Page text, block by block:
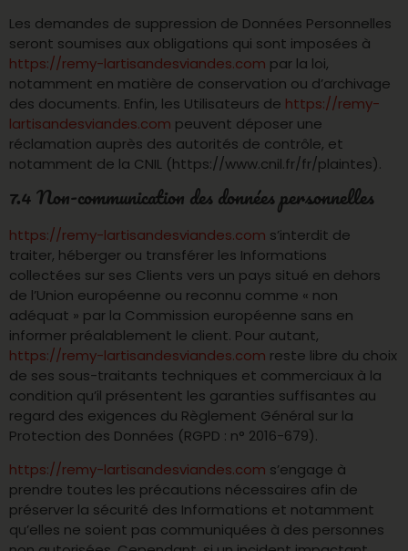
Les demandes de suppression de Données Personnelles
seront soumises aux obligations qui sont imposées à
https://remy-lartisandesviandes.com par la loi,
notamment en matière de conservation ou d’archivage
des documents. Enfin, les Utilisateurs de https://remy-
lartisandesviandes.com peuvent déposer une
réclamation auprès des autorités de contrôle, et
notamment de la CNIL (https://www.cnil.fr/fr/plaintes).
7.4 Non-communication des données personnelles
https://remy-lartisandesviandes.com s’interdit de
traiter, héberger ou transférer les Informations
collectées sur ses Clients vers un pays situé en dehors
de l’Union européenne ou reconnu comme « non
adéquat » par la Commission européenne sans en
informer préalablement le client. Pour autant,
https://remy-lartisandesviandes.com reste libre du choix
de ses sous-traitants techniques et commerciaux à la
condition qu’il présentent les garanties suffisantes au
regard des exigences du Règlement Général sur la
Protection des Données (RGPD : n° 2016-679).
https://remy-lartisandesviandes.com s’engage à
prendre toutes les précautions nécessaires afin de
préserver la sécurité des Informations et notamment
qu’elles ne soient pas communiquées à des personnes